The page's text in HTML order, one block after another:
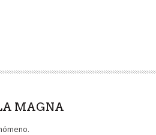
MAGNA